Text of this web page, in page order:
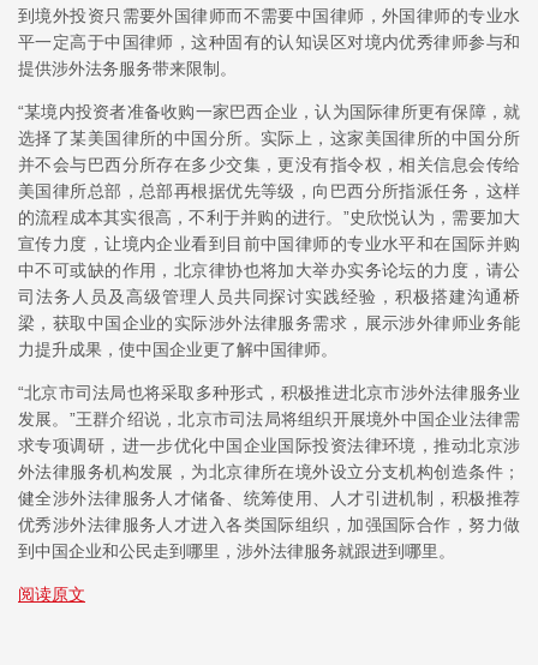
到境外投资只需要外国律师而不需要中国律师，外国律师的专业水
平一定高于中国律师，这种固有的认知误区对境内优秀律师参与和
提供涉外法务服务带来限制。
“某境内投资者准备收购一家巴西企业，认为国际律所更有保障，就
选择了某美国律所的中国分所。实际上，这家美国律所的中国分所
并不会与巴西分所存在多少交集，更没有指令权，相关信息会传给
美国律所总部，总部再根据优先等级，向巴西分所指派任务，这样
的流程成本其实很高，不利于并购的进行。”史欣悦认为，需要加大
宣传力度，让境内企业看到目前中国律师的专业水平和在国际并购
中不可或缺的作用，北京律协也将加大举办实务论坛的力度，请公
司法务人员及高级管理人员共同探讨实践经验，积极搭建沟通桥
梁，获取中国企业的实际涉外法律服务需求，展示涉外律师业务能
力提升成果，使中国企业更了解中国律师。
“北京市司法局也将采取多种形式，积极推进北京市涉外法律服务业
发展。”王群介绍说，北京市司法局将组织开展境外中国企业法律需
求专项调研，进一步优化中国企业国际投资法律环境，推动北京涉
外法律服务机构发展，为北京律所在境外设立分支机构创造条件；
健全涉外法律服务人才储备、统筹使用、人才引进机制，积极推荐
优秀涉外法律服务人才进入各类国际组织，加强国际合作，努力做
到中国企业和公民走到哪里，涉外法律服务就跟进到哪里。
阅读原文